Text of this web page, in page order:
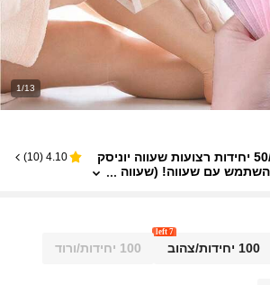
1/13
100 יחידות/80 יחידות/50 יחידות רצועות שעווה יוניסק
עם שעווה! (שעווה
נסיעות/נייר שעווה חד פעמי
4.10
(
10
)
100 יחידות/צהוב
7 left
100 יחידות/ורוד